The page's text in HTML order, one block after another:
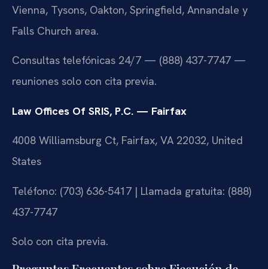
Vienna, Tysons, Oakton, Springfield, Annandale y
Falls Church area.
Consultas telefónicas 24/7 — (888) 437-7747 —
reuniones solo con cita previa.
Law Offices Of SRIS, P.C. — Fairfax
4008 Williamsburg Ct, Fairfax, VA 22032, United
States
Teléfono: (703) 636-5417 | Llamada gratuita: (888)
437-7747
Solo con cita previa.